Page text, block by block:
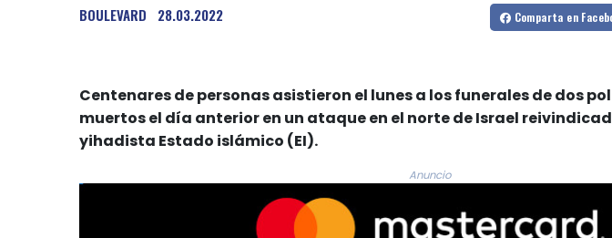
BOULEVARD 28.03.2022 Comparta en
Centenares de personas asistieron el lunes a los funerales de dos
muertos el día anterior en un ataque en el norte de Israel
yihadista Estado islámico (EI).
Anuncio